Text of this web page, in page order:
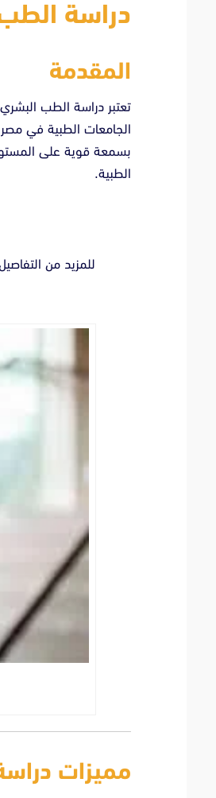
دراسة
المقدمة
تعتبر دراسة الطب
الجامعات الطبية في
بسمعة قوية على
الطبية.
للمزيد من
مميزات